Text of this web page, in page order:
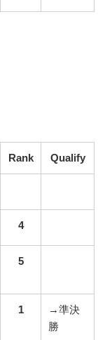
Rank Qualify
4
5
1
→準決
勝